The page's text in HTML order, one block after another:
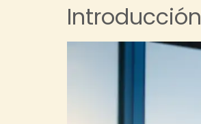
Introducción